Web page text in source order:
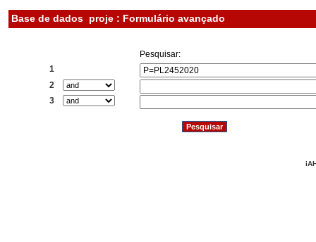
Base de dados proje : Formulário avançado
Pesquisar:
1
2
3